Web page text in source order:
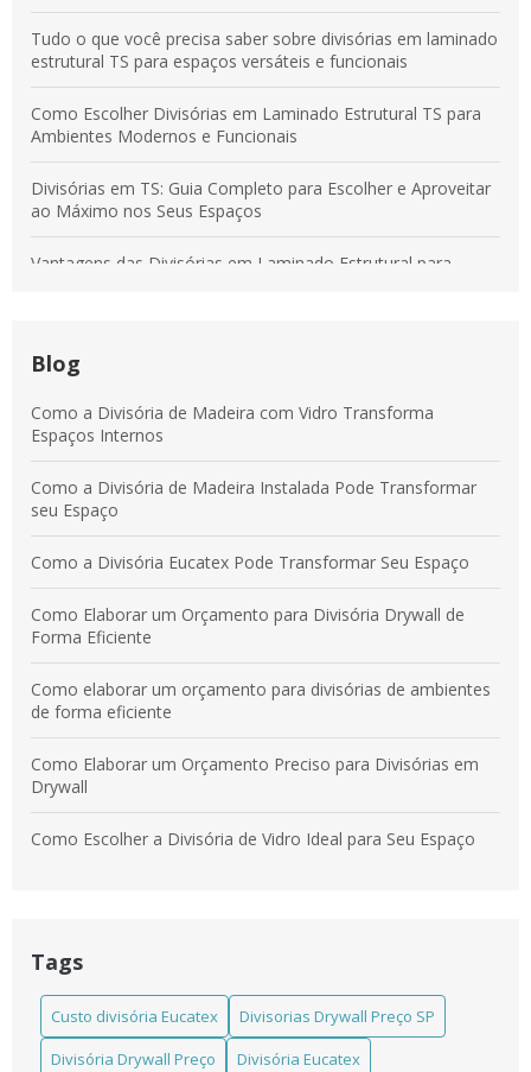
Tudo o que você precisa saber sobre divisórias em laminado
estrutural TS para espaços versáteis e funcionais
Como Escolher Divisórias em Laminado Estrutural TS para
Ambientes Modernos e Funcionais
Divisórias em TS: Guia Completo para Escolher e Aproveitar
ao Máximo nos Seus Espaços
Vantagens das Divisórias em Laminado Estrutural para
Aumentar a Produtividade
Vantagens das Divisórias em Laminado Estrutural para
Ambientes Modernos e Práticos
Divisórias em Laminado Estrutural: Benefícios para
Ambientes Comerciais e Corporativos
Blog
Como a Divisória de Madeira com Vidro Transforma
Espaços Internos
Como a Divisória de Madeira Instalada Pode Transformar
seu Espaço
Como a Divisória Eucatex Pode Transformar Seu Espaço
Como Elaborar um Orçamento para Divisória Drywall de
Forma Eficiente
Como elaborar um orçamento para divisórias de ambientes
de forma eficiente
Como Elaborar um Orçamento Preciso para Divisórias em
Drywall
Como Escolher a Divisória de Vidro Ideal para Seu Espaço
Como escolher a Divisória Eucatex para salas que atende
Como escolher a melhor divisória de madeira instalada para
seu ambiente
Tags
Custo divisória Eucatex
Divisorias Drywall Preço SP
Divisória Drywall Preço
Divisória Eucatex